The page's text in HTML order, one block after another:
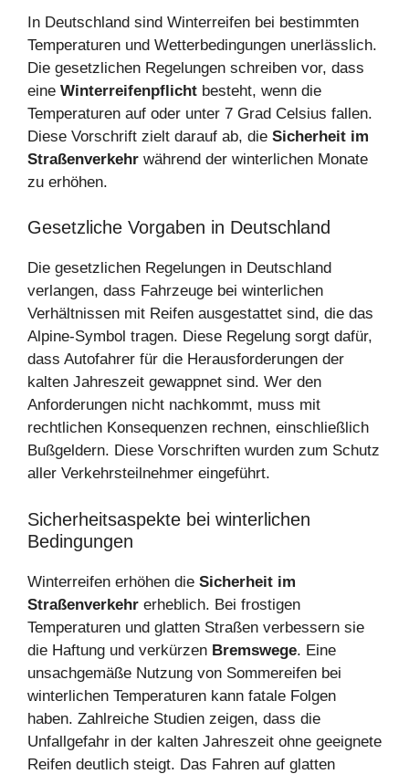
In Deutschland sind Winterreifen bei bestimmten
Temperaturen und Wetterbedingungen unerlässlich.
Die gesetzlichen Regelungen schreiben vor, dass
eine Winterreifenpflicht besteht, wenn die
Temperaturen auf oder unter 7 Grad Celsius fallen.
Diese Vorschrift zielt darauf ab, die Sicherheit im
Straßenverkehr während der winterlichen Monate
zu erhöhen.
Gesetzliche Vorgaben in Deutschland
Die gesetzlichen Regelungen in Deutschland
verlangen, dass Fahrzeuge bei winterlichen
Verhältnissen mit Reifen ausgestattet sind, die das
Alpine-Symbol tragen. Diese Regelung sorgt dafür,
dass Autofahrer für die Herausforderungen der
kalten Jahreszeit gewappnet sind. Wer den
Anforderungen nicht nachkommt, muss mit
rechtlichen Konsequenzen rechnen, einschließlich
Bußgeldern. Diese Vorschriften wurden zum Schutz
aller Verkehrsteilnehmer eingeführt.
Sicherheitsaspekte bei winterlichen
Bedingungen
Winterreifen erhöhen die Sicherheit im
Straßenverkehr erheblich. Bei frostigen
Temperaturen und glatten Straßen verbessern sie
die Haftung und verkürzen Bremswege. Eine
unsachgemäße Nutzung von Sommereifen bei
winterlichen Temperaturen kann fatale Folgen
haben. Zahlreiche Studien zeigen, dass die
Unfallgefahr in der kalten Jahreszeit ohne geeignete
Reifen deutlich steigt. Das Fahren auf glatten